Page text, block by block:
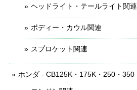
ヘッドライト・テールライト関連
ボディー・カウル関連
スプロケット関連
ホンダ - CB125K・175K・250・350